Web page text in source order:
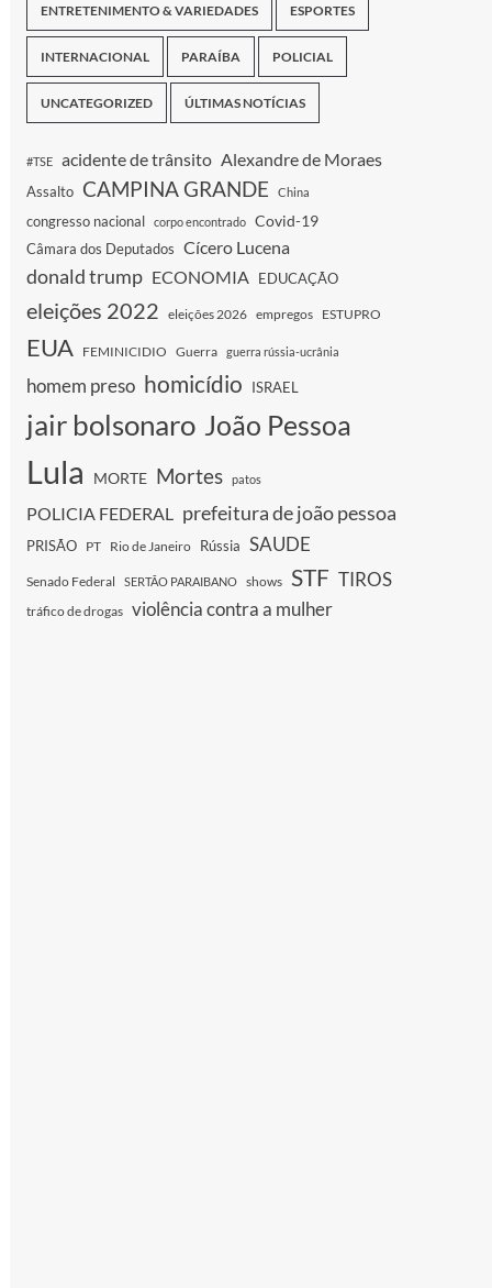
ENTRETENIMENTO & VARIEDADES ESPORTES
INTERNACIONAL PARAÍBA POLICIAL
UNCATEGORIZED ÚLTIMAS NOTÍCIAS
#TSE acidente de trânsito Alexandre de Moraes
Assalto CAMPINA GRANDE China
congresso nacional corpo encontrado Covid-19
Câmara dos Deputados Cícero Lucena
donald trump ECONOMIA EDUCAÇÃO
eleições 2022 eleições 2026 empregos ESTUPRO
EUA FEMINICIDIO Guerra guerra rússia-ucrânia
homem preso homicídio ISRAEL
jair bolsonaro João Pessoa
Lula MORTE Mortes patos
POLICIA FEDERAL prefeitura de joão pessoa
PRISÃO PT Rio de Janeiro Rússia SAUDE
Senado Federal SERTÃO PARAIBANO shows STF TIROS
tráfico de drogas violência contra a mulher